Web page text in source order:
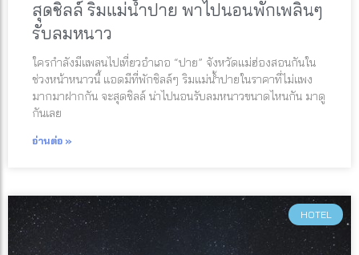
สุดชิลล์ ริมแม่น้ำปาย พาไปนอนพักเพลินๆ
รับลมหนาว
ใครกำลังมีแพลนไปเที่ยวอำเภอ “ปาย” จังหวัดแม่ฮ่องสอนกันใน
ช่วงหน้าหนาวนี้ แอดมีที่พักชิลล์ๆ ริมแม่น้ำปายในราคาที่ไม่แพง
มากมาฝากกัน จะสุดชิลล์ น่าไปนอนรับลมหนาวขนาดไหนกัน มาดู
กันเลย
อ่านต่อ »
HOTEL